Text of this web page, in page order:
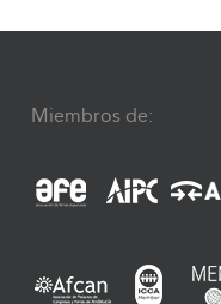
Miembros de: